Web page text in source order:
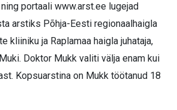
portaali www.arst.ee lugejad
arstiks Põhja-Eesti regionaalhaigla
kliiniku ja Raplamaa haigla juhataja,
Doktor Mukk valiti välja enam kui
Kopsuarstina on Mukk töötanud 18